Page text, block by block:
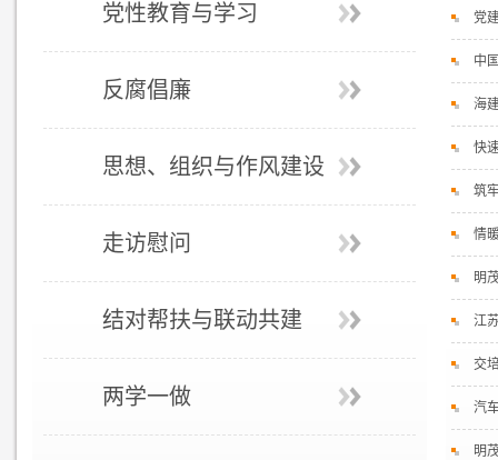
党性教育与学习
反腐倡廉
思想、组织与作风建设
走访慰问
结对帮扶与联动共建
两学一做
党
中
海
快
筑
情
明
江
交
汽
明